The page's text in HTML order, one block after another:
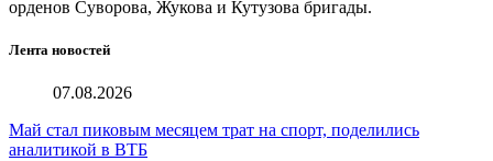
орденов Суворова, Жукова и Кутузова бригады.
Лента новостей
07.08.2026
Май стал пиковым месяцем трат на спорт, поделились
аналитикой в ВТБ